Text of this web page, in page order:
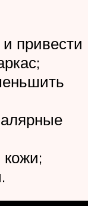
привести
кожи;